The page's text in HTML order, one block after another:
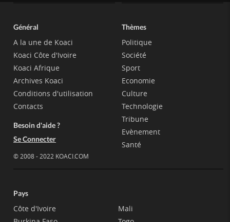
Général
A la une de Koaci
Koaci Côte d'Ivoire
Koaci Afrique
Archives Koaci
Conditions d'utilisation
Contacts
Besoin d'aide ?
Se Connecter
© 2008 - 2022 KOACI.COM
Thèmes
Politique
Société
Sport
Economie
Culture
Technologie
Tribune
Evènement
Santé
Pays
Côte d'Ivoire
Mali